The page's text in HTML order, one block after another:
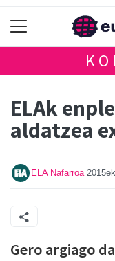
ELAk
aldatzea
ELA Nafarroa
Gero argiago